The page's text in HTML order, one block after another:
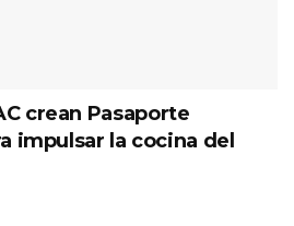
crean Pasaporte
impulsar la cocina del